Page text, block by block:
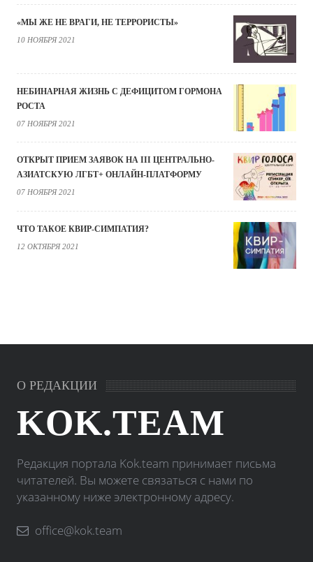
«МЫ ЖЕ НЕ ВРАГИ, НЕ ТЕРРОРИСТЫ»
10 НОЯБРЯ 2021
НЕБИНАРНАЯ ЖИЗНЬ С ДЕФИЦИТОМ ГОРМОНА
РОСТА
07 НОЯБРЯ 2021
ОТКРЫТ ПРИЕМ ЗАЯВОК НА III ЦЕНТРАЛЬНО-
АЗИАТСКУЮ ЛГБТ+ ОНЛАЙН-ПЛАТФОРМУ
07 НОЯБРЯ 2021
ЧТО ТАКОЕ КВИР-СИМПАТИЯ?
12 ОКТЯБРЯ 2021
О РЕДАКЦИИ
KOK.TEAM
Редакция портала Kok.team принимает письма
читателей. Вы можете связаться с нами по
указанному ниже электронному адресу.
office@kok.team